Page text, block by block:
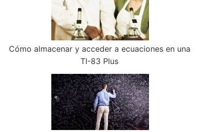
Cómo almacenar y acceder a ecuaciones en una
TI-83 Plus